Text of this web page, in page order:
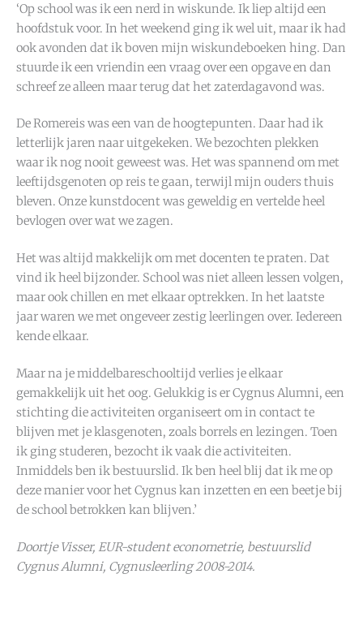
‘Op school was ik een nerd in wiskunde. Ik liep altijd een
hoofdstuk voor. In het weekend ging ik wel uit, maar ik had
ook avonden dat ik boven mijn wiskundeboeken hing. Dan
stuurde ik een vriendin een vraag over een opgave en dan
schreef ze alleen maar terug dat het zaterdagavond was.
De Romereis was een van de hoogtepunten. Daar had ik
letterlijk jaren naar uitgekeken. We bezochten plekken
waar ik nog nooit geweest was. Het was spannend om met
leeftijdsgenoten op reis te gaan, terwijl mijn ouders thuis
bleven. Onze kunstdocent was geweldig en vertelde heel
bevlogen over wat we zagen.
Het was altijd makkelijk om met docenten te praten. Dat
vind ik heel bijzonder. School was niet alleen lessen volgen,
maar ook chillen en met elkaar optrekken. In het laatste
jaar waren we met ongeveer zestig leerlingen over. Iedereen
kende elkaar.
Maar na je middelbareschooltijd verlies je elkaar
gemakkelijk uit het oog. Gelukkig is er Cygnus Alumni, een
stichting die activiteiten organiseert om in contact te
blijven met je klasgenoten, zoals borrels en lezingen. Toen
ik ging studeren, bezocht ik vaak die activiteiten.
Inmiddels ben ik bestuurslid. Ik ben heel blij dat ik me op
deze manier voor het Cygnus kan inzetten en een beetje bij
de school betrokken kan blijven.’
Doortje Visser, EUR-student econometrie, bestuurslid
Cygnus Alumni, Cygnusleerling 2008-2014.